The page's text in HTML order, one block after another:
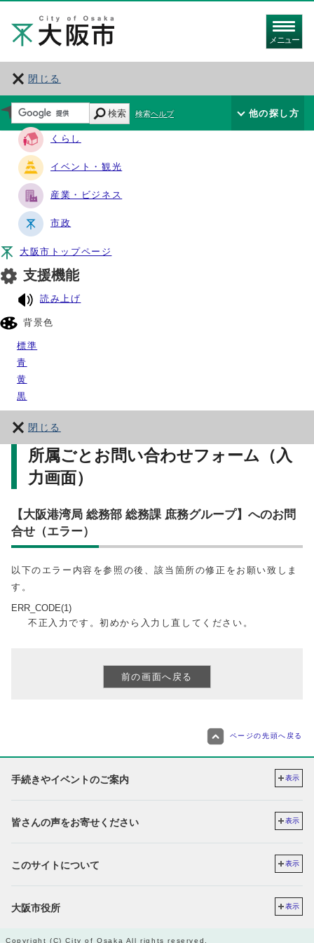
メニュー
閉じる
サイト・ナビ
くらし
イベント・観光
産業・ビジネス
市政
大阪市トップページ
支援機能
読み上げ
背景色
標準
青
黄
黒
閉じる
検索 検索ヘルプ 他の探し方
所属ごとお問い合わせフォーム（入
力画面）
【大阪港湾局 総務部 総務課 庶務グループ】へのお問
合せ（エラー）
以下のエラー内容を参照の後、該当箇所の修正をお願い致しま
す。
ERR_CODE(1)
不正入力です。初めから入力し直してください。
ページの先頭へ戻る
手続きやイベントのご案内 表示
皆さんの声をお寄せください 表示
このサイトについて 表示
大阪市役所 表示
Copyright (C) City of Osaka All rights reserved.